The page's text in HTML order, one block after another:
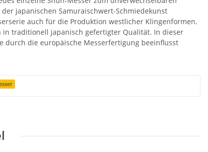
japanischen Samuraischwert-Schmiedekunst
auch für die Produktion westlicher Klingenformen.
in traditionell japanisch gefertigter Qualität. In dieser
durch die europäische Messerfertigung beeinflusst